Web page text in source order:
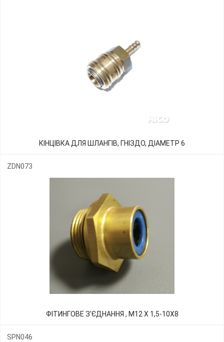
КІНЦІВКА ДЛЯ ШЛАНГІВ, ГНІЗДО, ДІАМЕТР 6
ZDN073
ФІТИНГОВЕ З'ЄДНАННЯ , М12 Х 1,5-10Х8
SPN046